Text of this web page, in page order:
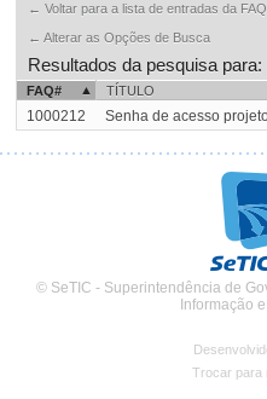
← Voltar para a lista de entradas da FAQ
← Alterar as Opções de Busca
Resultados da pesquisa para:
FAQ#
TÍTULO
1000212 Senha de acesso
© SeTIC - Superintendência de
Informação
Trocar para